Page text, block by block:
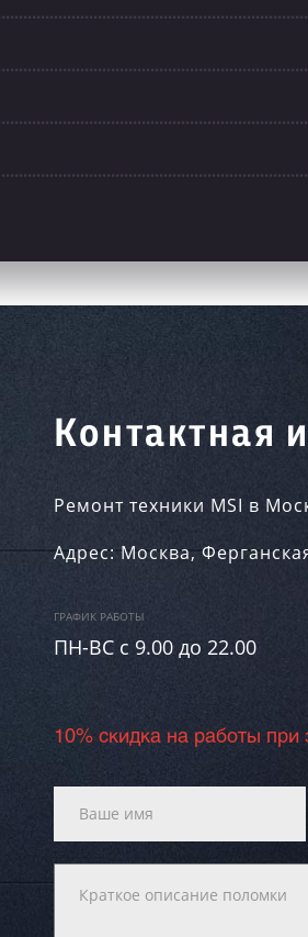
Контактная
Ремонт техники MSI в
Адрес:Москва,
ГРАФИК РАБОТЫ
ПН-ВC c 9.00 до 22.00
10% скидка на работы при